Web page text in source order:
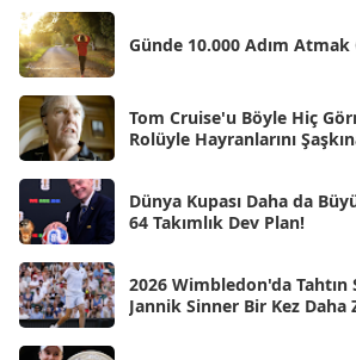
Şub 2025
Oca 2025
Ara 2024 [25]
Kas 2024
Eki 2024 [46]
Eyl 2024
Ağu 2024 [10]
Tem 2024
Günde 10.000 Adım Atmak
Tom Cruise'u Böyle Hiç
Rolüyle Hayranlarını
Dünya Kupası Daha da
64 Takımlık Dev Plan!
2026 Wimbledon'da
Jannik Sinner Bir Kez Daha